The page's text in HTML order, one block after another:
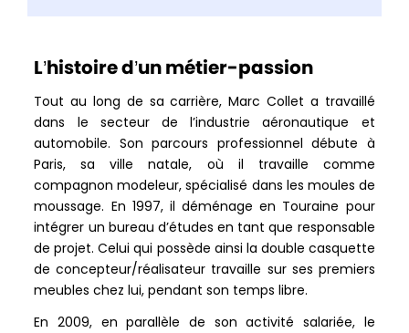
L’histoire d’un métier-passion
Tout au long de sa carrière, Marc Collet a travaillé
dans le secteur de l’industrie aéronautique et
automobile. Son parcours professionnel débute à
Paris, sa ville natale, où il travaille comme
compagnon modeleur, spécialisé dans les moules de
moussage. En 1997, il déménage en Touraine pour
intégrer un bureau d’études en tant que responsable
de projet. Celui qui possède ainsi la double casquette
de concepteur/réalisateur travaille sur ses premiers
meubles chez lui, pendant son temps libre.
En 2009, en parallèle de son activité salariée, le